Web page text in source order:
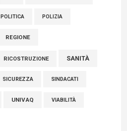
POLITICA POLIZIA
REGIONE
RICOSTRUZIONE SANITÀ
SICUREZZA SINDACATI
UNIVAQ VIABILITÀ